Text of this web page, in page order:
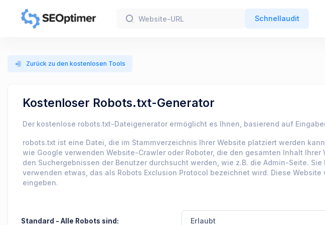
Schnellaudit
Zurück zu den kostenlosen Tools
Kostenloser Robots.txt-Generator
Der kostenlose robots.txt-Dateigenerator ermöglicht es Ihnen, basierend auf
robots.txt ist eine Datei, die im Stammverzeichnis Ihrer Website platziert werden
wie Google verwenden Website-Crawler oder Roboter, die den gesamten Inhalt
den Suchergebnissen der Benutzer durchsucht werden, wie z.B. die Admin-Seite.
verwenden etwas, das als Robots Exclusion Protocol bezeichnet wird. Diese
eingeben.
Standard - Alle Robots sind: